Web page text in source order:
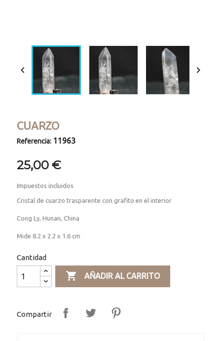
 
CUARZO
Referencia: 11963
25,00 €
Impuestos incluidos
Cristal de cuarzo trasparente con grafito en el interior
Cong Ly, Hunan, China
Mide 8.2 x 2.2 x 1.6 cm
Cantidad
 AÑADIR AL CARRITO
Compartir